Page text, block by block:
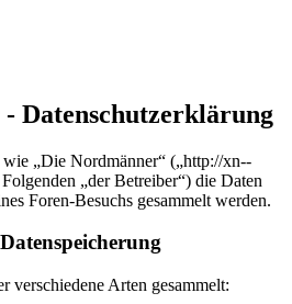
Datenschutzerklärung
„Die Nordmänner“ („http://xn--
„der Betreiber“) die Daten
Foren-Besuchs gesammelt werden.
verschiedene Arten gesammelt: